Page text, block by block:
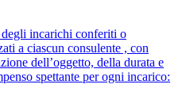
incarichi conferiti o
a ciascun consulente , con
dell’oggetto, della durata e
spettante per ogni incarico: